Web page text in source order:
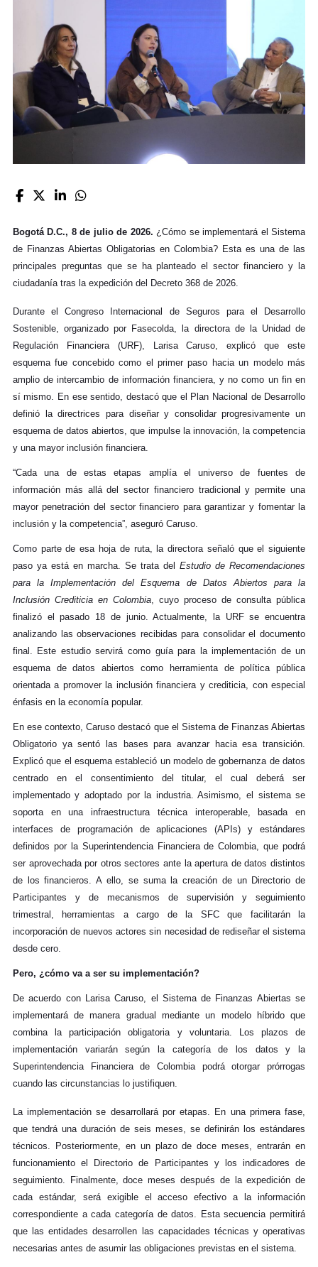
Bogotá D.C., 8 de julio de 2026. ¿Cómo se implementará el Sistema
de Finanzas Abiertas Obligatorias en Colombia? Esta es una de las
principales preguntas que se ha planteado el sector financiero y la
ciudadanía tras la expedición del Decreto 368 de 2026.
Durante el Congreso Internacional de Seguros para el Desarrollo
Sostenible, organizado por Fasecolda, la directora de la Unidad de
Regulación Financiera (URF), Larisa Caruso, explicó que este
esquema fue concebido como el primer paso hacia un modelo más
amplio de intercambio de información financiera, y no como un fin en
sí mismo. En ese sentido, destacó que el Plan Nacional de Desarrollo
definió la directrices para diseñar y consolidar progresivamente un
esquema de datos abiertos, que impulse la innovación, la competencia
y una mayor inclusión financiera.
“Cada una de estas etapas amplía el universo de fuentes de
información más allá del sector financiero tradicional y permite una
mayor penetración del sector financiero para garantizar y fomentar la
inclusión y la competencia”, aseguró Caruso.
Como parte de esa hoja de ruta, la directora señaló que el siguiente
paso ya está en marcha. Se trata delEstudio de Recomendaciones
para la Implementación del Esquema de Datos Abiertos para la
Inclusión Crediticia en Colombia, cuyo proceso de consulta pública
finalizó el pasado 18 de junio. Actualmente, la URF se encuentra
analizando las observaciones recibidas para consolidar el documento
final. Este estudio servirá como guía para la implementación de un
esquema de datos abiertos como herramienta de política pública
orientada a promover la inclusión financiera y crediticia, con especial
énfasis en la economía popular.
En ese contexto, Caruso destacó que el Sistema de Finanzas Abiertas
Obligatorio ya sentó las bases para avanzar hacia esa transición.
Explicó que el esquema estableció un modelo de gobernanza de datos
centrado en el consentimiento del titular, el cual deberá ser
implementado y adoptado por la industria. Asimismo, el sistema se
soporta en una infraestructura técnica interoperable, basada en
interfaces de programación de aplicaciones (APIs) y estándares
definidos por la Superintendencia Financiera de Colombia, que podrá
ser aprovechada por otros sectores ante la apertura de datos distintos
de los financieros. A ello, se suma la creación de un Directorio de
Participantes y de mecanismos de supervisión y seguimiento
trimestral, herramientas a cargo de la SFC que facilitarán la
incorporación de nuevos actores sin necesidad de rediseñar el sistema
desde cero.
Pero, ¿cómo va a ser su implementación?
De acuerdo con Larisa Caruso, el Sistema de Finanzas Abiertas se
implementará de manera gradual mediante un modelo híbrido que
combina la participación obligatoria y voluntaria. Los plazos de
implementación variarán según la categoría de los datos y la
Superintendencia Financiera de Colombia podrá otorgar prórrogas
cuando las circunstancias lo justifiquen.
La implementación se desarrollará por etapas. En una primera fase,
que tendrá una duración de seis meses, se definirán los estándares
técnicos. Posteriormente, en un plazo de doce meses, entrarán en
funcionamiento el Directorio de Participantes y los indicadores de
seguimiento. Finalmente, doce meses después de la expedición de
cada estándar, será exigible el acceso efectivo a la información
correspondiente a cada categoría de datos. Esta secuencia permitirá
que las entidades desarrollen las capacidades técnicas y operativas
necesarias antes de asumir las obligaciones previstas en el sistema.